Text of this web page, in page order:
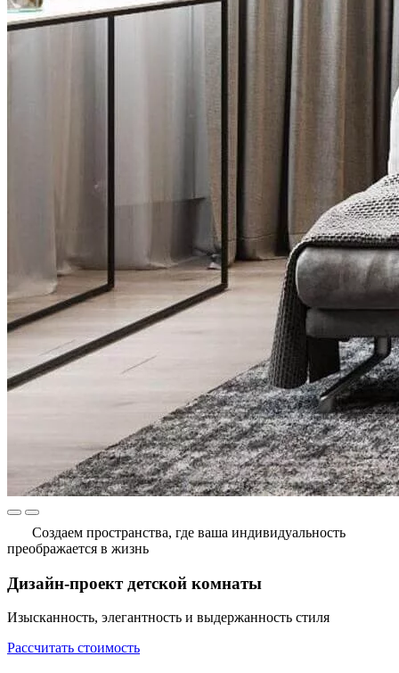
Создаем пространства, где ваша индивидуальность
преображается в жизнь
Дизайн-проект детской комнаты
Изысканность, элегантность и выдержанность стиля
Рассчитать стоимость